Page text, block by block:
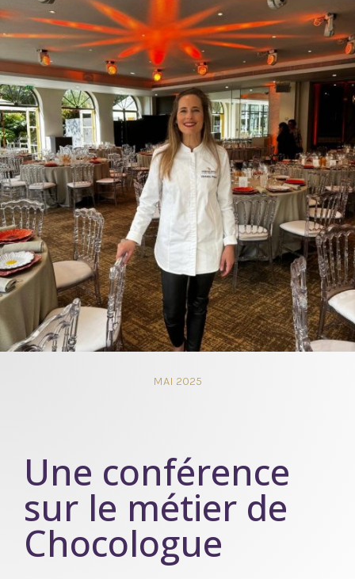
MAI 2025
Une conférence
sur le métier de
Chocologue